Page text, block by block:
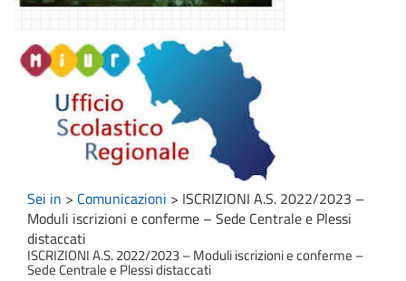
Sei in > Comunicazioni > ISCRIZIONI A.S. 2022/2023 –
Moduli iscrizioni e conferme – Sede Centrale e Plessi
distaccati
ISCRIZIONI A.S. 2022/2023 – Moduli iscrizioni e conferme –
Sede Centrale e Plessi distaccati